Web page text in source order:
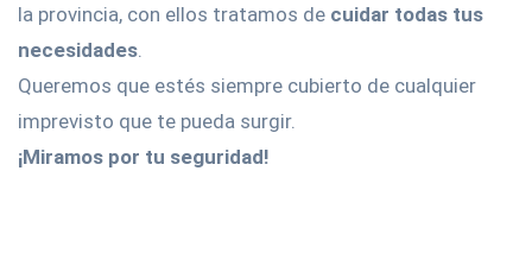
la provincia, con ellos tratamos de cuidar todas tus
necesidades
Queremos que estés siempre cubierto de cualquier
imprevisto que te pueda surgir.
¡Miramos por tu seguridad!